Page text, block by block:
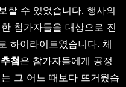
할 수 있었습니다. 행사의
참가자들을 대상으로 진
하이라이트였습니다. 체
첨은 참가자들에게 공정
그 어느 때보다 뜨거웠습